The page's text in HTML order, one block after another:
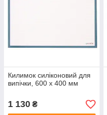
Килимок силіконовий для
випічки, 600 x 400 мм
1 130 ₴